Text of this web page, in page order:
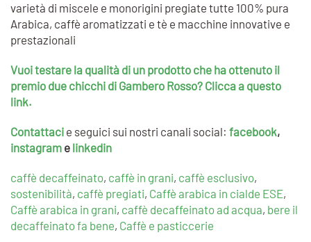
varietà di miscele e monorigini pregiate tutte 100% pura
Arabica, caffè aromatizzati e tè e macchine innovative e
prestazionali
Vuoi testare la qualità di un prodotto che ha ottenuto il
premio due chicchi di Gambero Rosso? Clicca a questo
link.
Contattaci e seguici sui nostri canali social: facebook,
instagram e linkedin
caffè decaffeinato, caffè in grani, caffè esclusivo,
sostenibilità, caffè pregiati, Caffè arabica in cialde ESE,
Caffè arabica in grani, caffè decaffeinato ad acqua, bere il
decaffeinato fa bene, Caffè e pasticcerie